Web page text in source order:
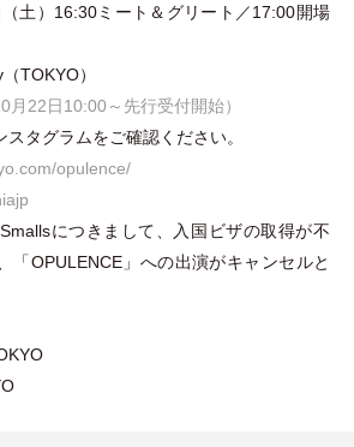
（土 ） 16:30ミート＆グリート／17:00開場
（TOKYO）
月22日10:00～先行受付開始）
タグラムをご確認ください。
opulence/
につきまして、入国ビザの取得が不
「OPULENCE」 への出演がキャンセルと